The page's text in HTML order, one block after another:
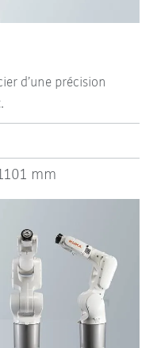
d’une précision
mm